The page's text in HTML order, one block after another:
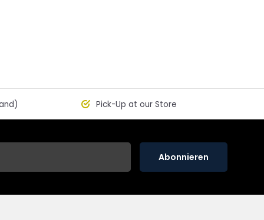
Pick-Up at our Store
Abonnieren